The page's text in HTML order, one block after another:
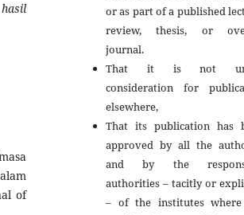
of
or as part of a published
review, thesis, or
journal.
That it is not
consideration for
elsewhere,
That its publication has
approved by all the
and by the
authorities – tacitly or
– of the institutes